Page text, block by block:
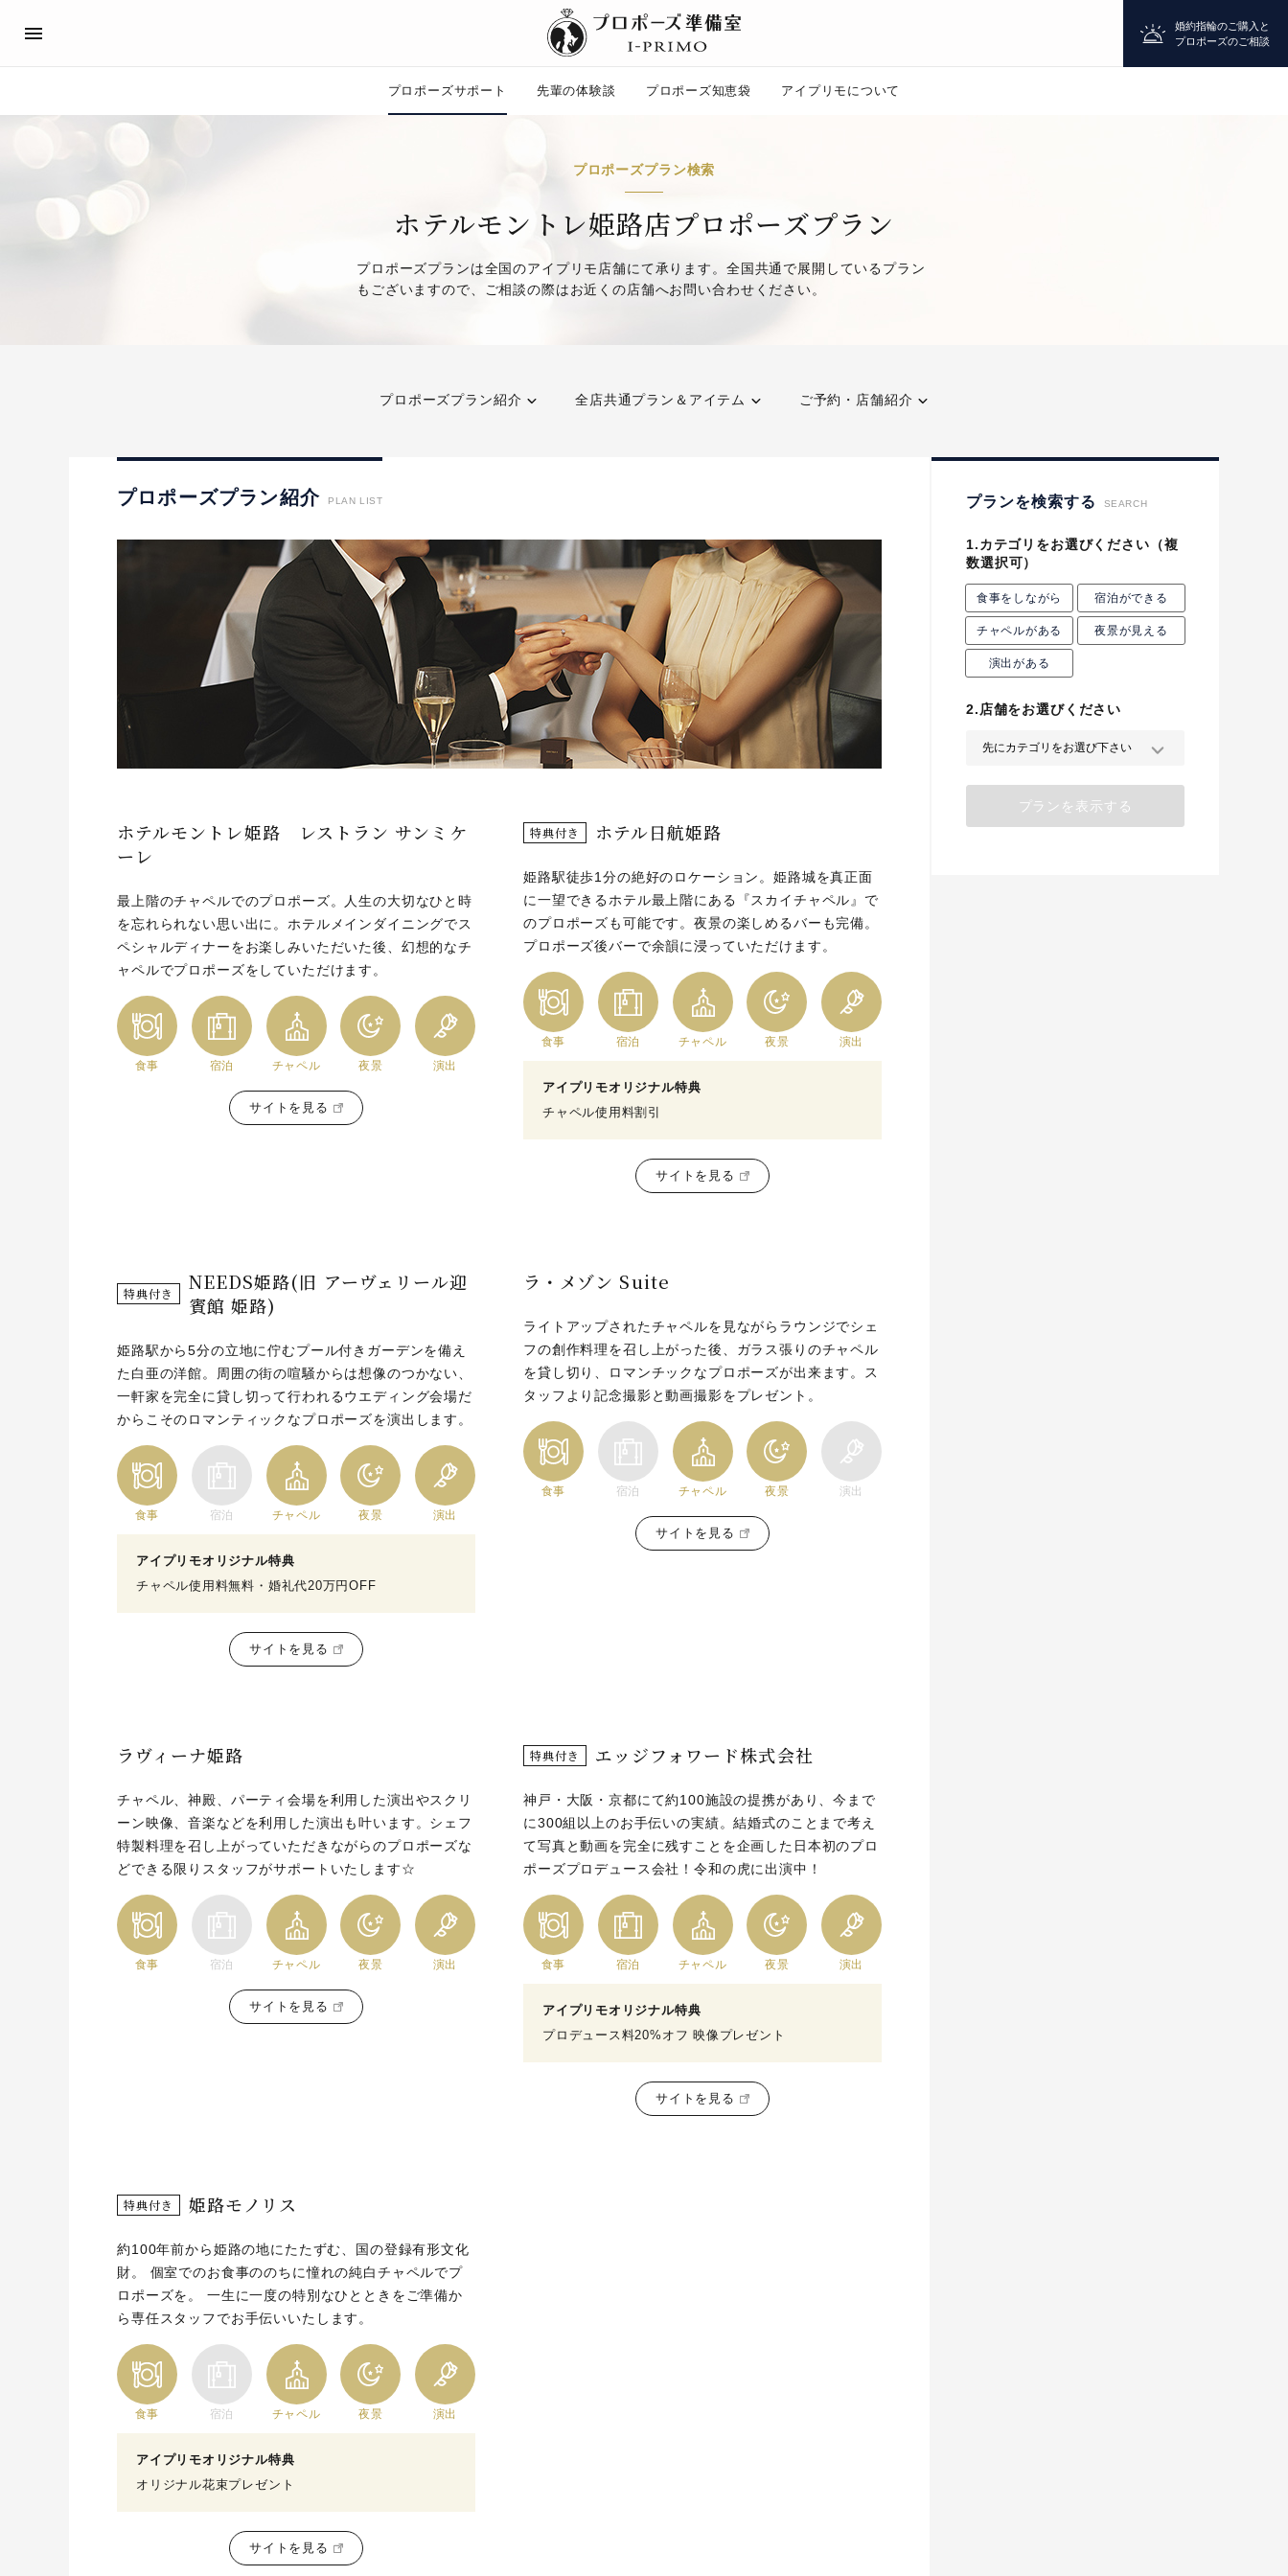
婚約指輪のご購入と
プロポーズのご相談
プロポーズサポート 先輩の体験談 プロポーズ知恵袋 アイプリモについて
プロポーズプラン検索
ホテルモントレ姫路店プロポーズプラン
プロポーズプランは全国のアイプリモ店舗にて承ります。全国共通で展開しているプラン
もございますので、ご相談の際はお近くの店舗へお問い合わせください。
プロポーズプラン紹介 全店共通プラン＆アイテム ご予約・店舗紹介
プロポーズプラン紹介 PLAN LIST
ホテルモントレ姫路 レストラン サンミケ
ーレ
最上階のチャペルでのプロポーズ。人生の大切なひと時
を忘れられない思い出に。ホテルメインダイニングでス
ペシャルディナーをお楽しみいただいた後、幻想的なチ
ャペルでプロポーズをしていただけます。
食事 宿泊 チャペル 夜景 演出
サイトを見る
特典付き ホテル日航姫路
姫路駅徒歩1分の絶好のロケーション。姫路城を真正面
に一望できるホテル最上階にある『スカイチャペル』で
のプロポーズも可能です。夜景の楽しめるバーも完備。
プロポーズ後バーで余韻に浸っていただけます。
食事 宿泊 チャペル 夜景 演出
アイプリモオリジナル特典
チャペル使用料割引
サイトを見る
特典付き
NEEDS姫路(旧 アーヴェリール迎
賓館 姫路)
姫路駅から5分の立地に佇むプール付きガーデンを備え
た白亜の洋館。周囲の街の喧騒からは想像のつかない、
一軒家を完全に貸し切って行われるウエディング会場だ
からこそのロマンティックなプロポーズを演出します。
食事 宿泊 チャペル 夜景 演出
アイプリモオリジナル特典
チャペル使用料無料・婚礼代20万円OFF
サイトを見る
ラ・メゾン Suite
ライトアップされたチャペルを見ながらラウンジでシェ
フの創作料理を召し上がった後、ガラス張りのチャペル
を貸し切り、ロマンチックなプロポーズが出来ます。ス
タッフより記念撮影と動画撮影をプレゼント。
食事 宿泊 チャペル 夜景 演出
サイトを見る
ラヴィーナ姫路
チャペル、神殿、パーティ会場を利用した演出やスクリ
ーン映像、音楽などを利用した演出も叶います。シェフ
特製料理を召し上がっていただきながらのプロポーズな
どできる限りスタッフがサポートいたします☆
食事 宿泊 チャペル 夜景 演出
サイトを見る
特典付き エッジフォワード株式会社
神戸・大阪・京都にて約100施設の提携があり、今まで
に300組以上のお手伝いの実績。結婚式のことまで考え
て写真と動画を完全に残すことを企画した日本初のプロ
ポーズプロデュース会社！令和の虎に出演中！
食事 宿泊 チャペル 夜景 演出
アイプリモオリジナル特典
プロデュース料20%オフ 映像プレゼント
サイトを見る
特典付き 姫路モノリス
約100年前から姫路の地にたたずむ、国の登録有形文化
財。 個室でのお食事ののちに憧れの純白チャペルでプ
ロポーズを。 一生に一度の特別なひとときをご準備か
ら専任スタッフでお手伝いいたします。
食事 宿泊 チャペル 夜景 演出
アイプリモオリジナル特典
オリジナル花束プレゼント
サイトを見る
プランを検索する SEARCH
1.カテゴリをお選びください （複
数選択可）
食事をしながら 宿泊ができる
チャペルがある 夜景が見える
演出がある
2.店舗をお選びください
プランを表示する
プロポーズサポート
プロポーズ
スペシャルプロポーズイベント
スペシャルプロポーズイベント
プロポーズサポート
婚約指輪選び方ガイド
コラム
プロポーズの方法
タイミング
プレゼント
婚約指輪のご購入と
I-PRIMO公式サイト